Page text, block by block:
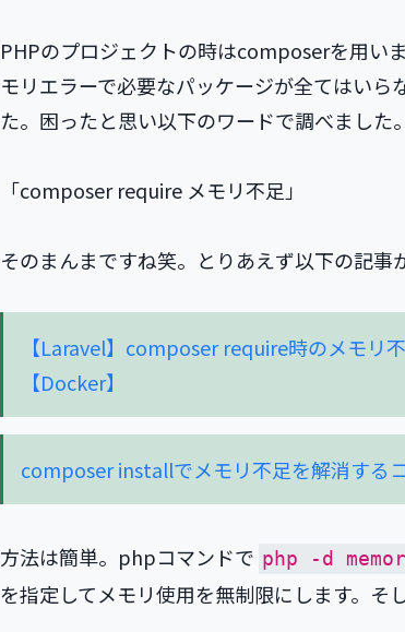
PHPのプロジェクトの時はcomposerを用い
モリエラーで必要なパッケージが全てはいら
た。困ったと思い以下のワードで調べました。
「composer require メモリ不足」
そのまんまですね笑。とりあえず以下の記事
【Laravel】composer require時のメモリ
【Docker】
composer installでメモリ不足を解消する
方法は簡単。phpコマンドで php -d
を指定してメモリ使用を無制限にします。そ